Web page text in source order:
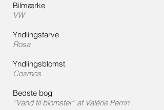
Bilmærke
​VW
Yndlingsfarve
​Rosa
Yndlingsblomst
​Cosmos
Bedste bog
​”Vand til blomster” af Valérie Perrin